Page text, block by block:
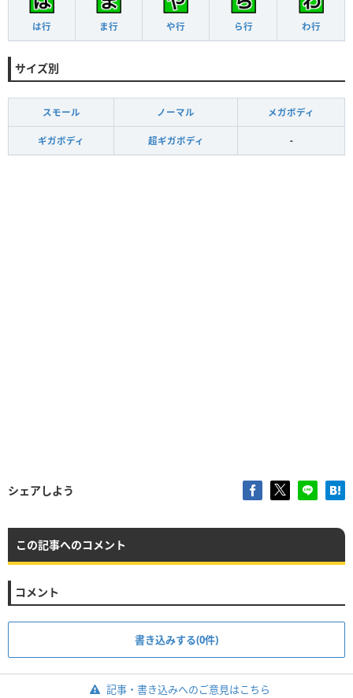
は行 ま行 や行 ら行 わ行
サイズ別
スモール ノーマル メガボディ
ギガボディ 超ギガボディ -
シェアしよう
この記事へのコメント
コメント
書き込みする(0件)
記事・書き込みへのご意見はこちら